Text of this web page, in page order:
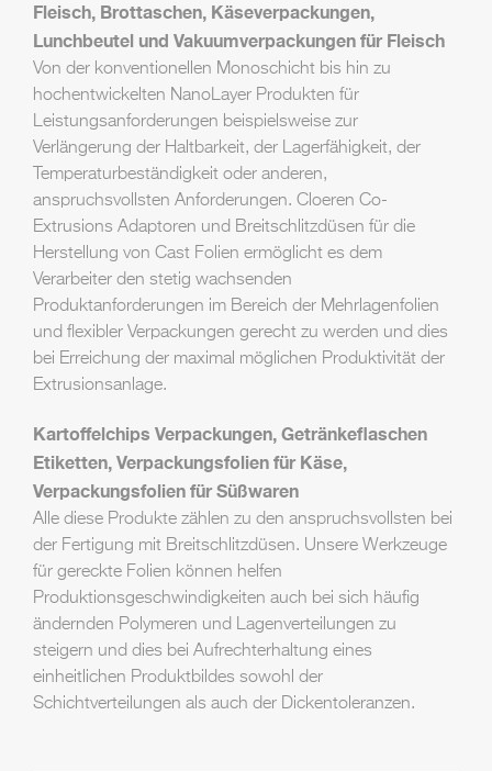
Fleisch, Brottaschen, Käseverpackungen,
Lunchbeutel und Vakuumverpackungen für Fleisch
Von der konventionellen Monoschicht bis hin zu
hochentwickelten NanoLayer Produkten für
Leistungsanforderungen beispielsweise zur
Verlängerung der Haltbarkeit, der Lagerfähigkeit, der
Temperaturbeständigkeit oder anderen,
anspruchsvollsten Anforderungen. Cloeren Co-
Extrusions Adaptoren und Breitschlitzdüsen für die
Herstellung von Cast Folien ermöglicht es dem
Verarbeiter den stetig wachsenden
Produktanforderungen im Bereich der Mehrlagenfolien
und flexibler Verpackungen gerecht zu werden und dies
bei Erreichung der maximal möglichen Produktivität der
Extrusionsanlage.
Kartoffelchips Verpackungen, Getränkeflaschen
Etiketten, Verpackungsfolien für Käse,
Verpackungsfolien für Süßwaren
Alle diese Produkte zählen zu den anspruchsvollsten bei
der Fertigung mit Breitschlitzdüsen. Unsere Werkzeuge
für gereckte Folien können helfen
Produktionsgeschwindigkeiten auch bei sich häufig
ändernden Polymeren und Lagenverteilungen zu
steigern und dies bei Aufrechterhaltung eines
einheitlichen Produktbildes sowohl der
Schichtverteilungen als auch der Dickentoleranzen.